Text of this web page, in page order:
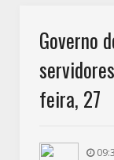
Governo
feira, 27